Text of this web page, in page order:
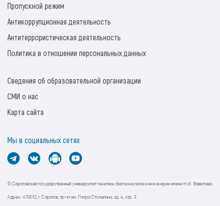
© Саратовский государственный университет генетики, биотехнологии и инженерии имени Н.И. Вавилова.
Адрес: 410012, г. Саратов, пр-кт им. Петра Столыпина, зд. 4, стр. 3.
Пропускной режим
Антикоррупционная деятельность
Антитеррористическая деятельность
Политика в отношении персональных данных
Сведения об образовательной организации
СМИ о нас
Карта сайта
Мы в социальных сетях